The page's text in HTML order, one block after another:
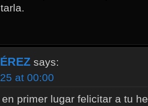
says:
at 00:00
primer lugar felicitar a tu